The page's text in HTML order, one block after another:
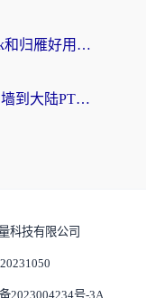
海外党踩坑指南：Quickback和归雁好用吗？选对加速器才能无缝刷国内资源
海外党必看：如何用VPN翻墙到大陆PTT？一篇解决你所有回国加速痛点
科技有限公司
2023004234号-3A